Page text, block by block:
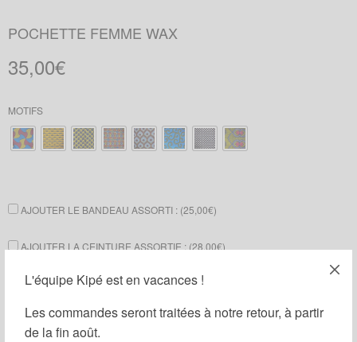
L'équipe Kipé est en vacances !
Les commandes seront traitées à notre retour, à partir
de la fin août.
POCHETTE FEMME WAX
35,00€
MOTIFS
AJOUTER LE BANDEAU ASSORTI : (25,00€)
AJOUTER LA CEINTURE ASSORTIE : (28,00€)
AJOUTER LE COL PLASTRON ASSORTI : (
Ajouter au panier